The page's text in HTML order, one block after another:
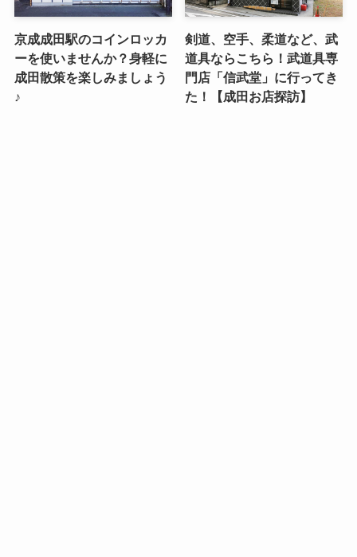
京成成田駅のコインロッカ
ーを使いませんか？身軽に
成田散策を楽しみましょう
♪
剣道、空手、柔道など、武
道具ならこちら！武道具専
門店「信武堂」に行ってき
た！【成田お店探訪】